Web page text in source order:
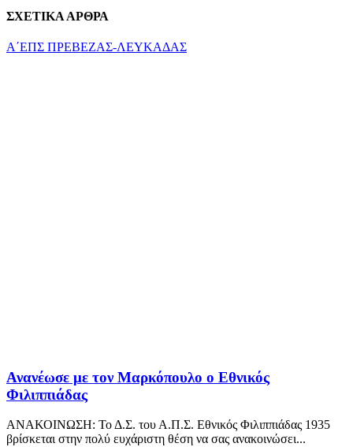
ΣΧΕΤΙΚΑ ΑΡΘΡΑ
Α΄ΕΠΣ ΠΡΕΒΕΖΑΣ-ΛΕΥΚΑΔΑΣ
Ανανέωσε με τον Μαρκόπουλο ο Εθνικός
Φιλιππιάδας
ΑΝΑΚΟΙΝΩΣΗ: Το Δ.Σ. του Α.Π.Σ. Εθνικός Φιλιππιάδας 1935
βρίσκεται στην πολύ ευχάριστη θέση να σας ανακοινώσει...